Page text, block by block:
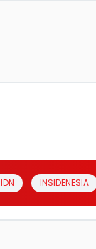
INSIDENESIA